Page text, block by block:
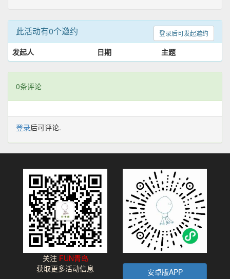
登录后可发起邀约
此活动有0个邀约
发起人 日期 主题
0条评论
登录后可评论.
关注 FUN青岛
获取更多活动信息
安卓版APP